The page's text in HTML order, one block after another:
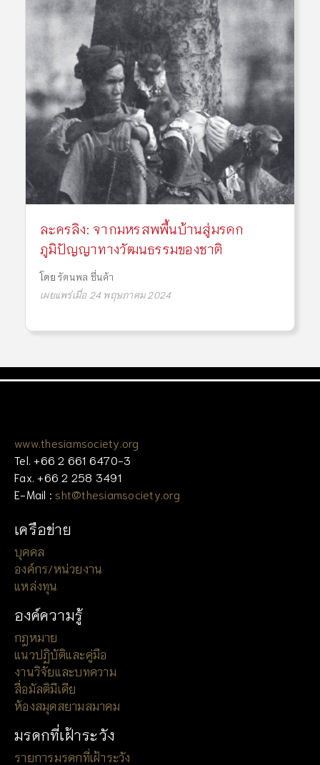
ละครลิง: จากมหรสพพื้นบ้านสู่มรดก
ภูมิปัญญาทางวัฒนธรรมของชาติ
โดย รัตนพล ชื่นค้า
เผยแพร่เมื่อ 24 พฤษภาคม 2024
www.thesiamsociety.org
Tel. +66 2 661 6470-3
Fax. +66 2 258 3491
E-Mail : sht@thesiamsociety.org
เครือข่าย
บุคคล
องค์กร/หน่วยงาน
แหล่งทุน
องค์ความรู้
กฎหมาย
แนวปฏิบัติและคู่มือ
งานวิจัยและบทความ
สื่อมัลติมีเดีย
ห้องสมุดสยามสมาคม
มรดกที่เฝ้าระวัง
รายการมรดกที่เฝ้าระวัง